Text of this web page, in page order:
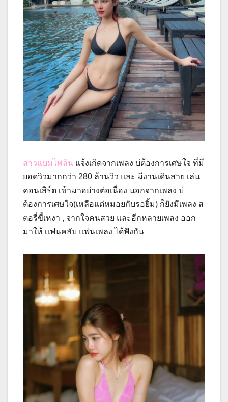
สาวแบมไพลิน แจ้งเกิดจากเพลง บ่ต้องการเศษใจ ที่มี
ยอดวิวมากกว่า 280 ล้านวิว และ มีงานเดินสาย เล่น
คอนเสิร์ต เข้ามาอย่างต่อเนื่อง นอกจากเพลง บ่
ต้องการเศษใจ(เหลือแต่หมอยกับรอยิ้ม) ก็ยังมีเพลง ส
ตอรี่ขี้เหงา , จากใจคนสวย และอีกหลายเพลง ออก
มาให้ เเฟนคลับ แฟนเพลง ได้ฟังกัน